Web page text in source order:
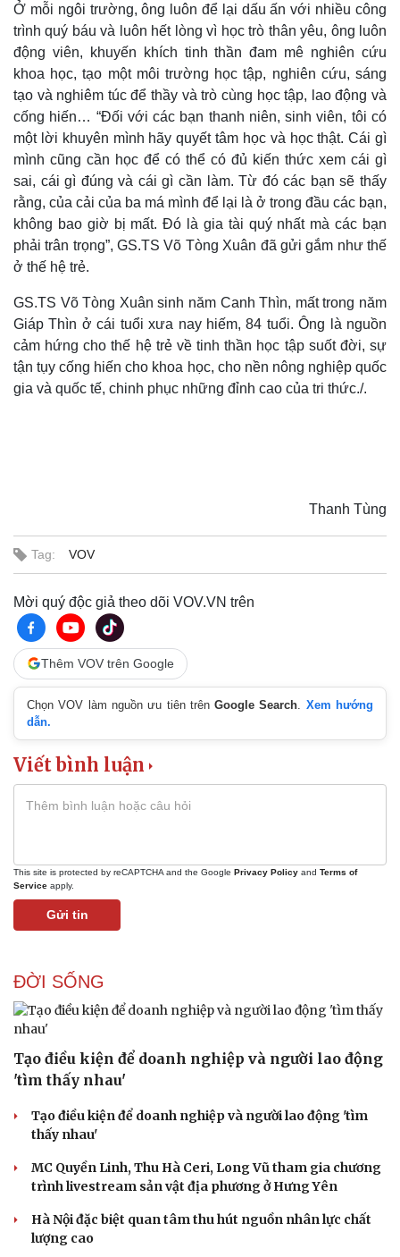
Văn hóa
Văn học
Âm nhạc
Di sản
Thời trang
Du lịch
Tư vấn
Podcast
Ở mỗi ngôi trường, ông luôn để lại dấu ấn với nhiều công
trình quý báu và luôn hết lòng vì học trò thân yêu, ông luôn
động viên, khuyến khích tinh thần đam mê nghiên cứu
khoa học, tạo một môi trường học tập, nghiên cứu, sáng
tạo và nghiêm túc để thầy và trò cùng học tập, lao động và
cống hiến… “Đối với các bạn thanh niên, sinh viên, tôi có
một lời khuyên mình hãy quyết tâm học và học thật. Cái gì
mình cũng cần học để có thể có đủ kiến thức xem cái gì
sai, cái gì đúng và cái gì cần làm. Từ đó các bạn sẽ thấy
rằng, của cải của ba má mình để lại là ở trong đầu các bạn,
không bao giờ bị mất. Đó là gia tài quý nhất mà các bạn
phải trân trọng”, GS.TS Võ Tòng Xuân đã gửi gắm như thế
ở thế hệ trẻ.
GS.TS Võ Tòng Xuân sinh năm Canh Thìn, mất trong năm
Giáp Thìn ở cái tuổi xưa nay hiếm, 84 tuổi. Ông là nguồn
cảm hứng cho thế hệ trẻ về tinh thần học tập suốt đời, sự
tận tụy cống hiến cho khoa học, cho nền nông nghiệp quốc
gia và quốc tế, chinh phục những đỉnh cao của tri thức./.
Thanh Tùng
Tag: VOV
Mời quý độc giả theo dõi VOV.VN trên
Thêm VOV trên Google
Chọn VOV làm nguồn ưu tiên trênGoogle Search
Xem hướng
dẫn.
Viết bình luận
This site is protected by reCAPTCHA and the Google Privacy Policy and Terms of
Service apply.
Gửi tin
ĐỜI SỐNG
Tạo điều kiện để doanh nghiệp và người lao động
'tìm thấy nhau'
Tạo điều kiện để doanh nghiệp và người lao động 'tìm
thấy nhau'
MC Quyền Linh, Thu Hà Ceri, Long Vũ tham gia chương
trình livestream sản vật địa phương ở Hưng Yên
Hà Nội đặc biệt quan tâm thu hút nguồn nhân lực chất
lượng cao